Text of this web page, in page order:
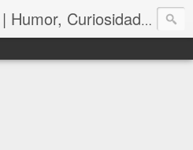
FIRME NA PAÇOCA | Humor, Curiosidades, Tutoriais e Muito mais